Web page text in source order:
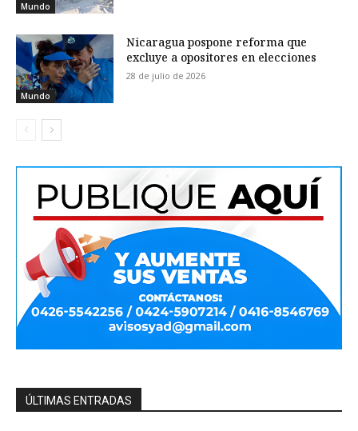
Mundo
Mundo
Nicaragua pospone reforma que
excluye a opositores en elecciones
28 de julio de 2026
ÚLTIMAS ENTRADAS